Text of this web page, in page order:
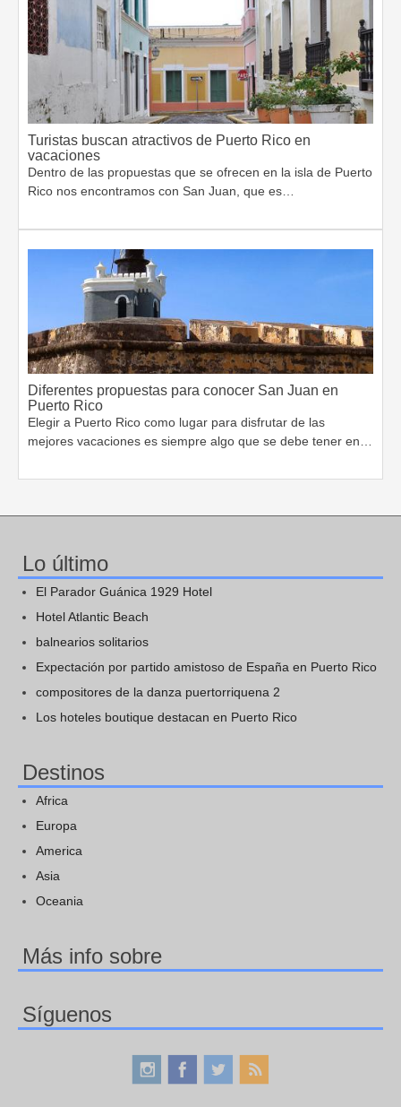
Turistas buscan atractivos de Puerto Rico en
vacaciones
Dentro de las propuestas que se ofrecen en la isla de Puerto
Rico nos encontramos con San Juan, que es…
Diferentes propuestas para conocer San Juan en
Puerto Rico
Elegir a Puerto Rico como lugar para disfrutar de las
mejores vacaciones es siempre algo que se debe tener en…
Lo último
El Parador Guánica 1929 Hotel
Hotel Atlantic Beach
balnearios solitarios
Expectación por partido amistoso de España en Puerto Rico
compositores de la danza puertorriquena 2
Los hoteles boutique destacan en Puerto Rico
Destinos
Africa
Europa
America
Asia
Oceania
Más info sobre
Síguenos